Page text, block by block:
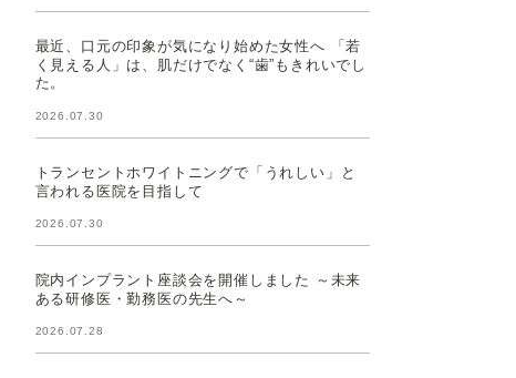
最近、口元の印象が気になり始めた女性へ 「若
く見える人」は、肌だけでなく“歯”もきれいでし
た。
2026.07.30
トランセントホワイトニングで「うれしい」と
言われる医院を目指して
2026.07.30
院内インプラント座談会を開催しました ～未来
ある研修医・勤務医の先生へ～
2026.07.28